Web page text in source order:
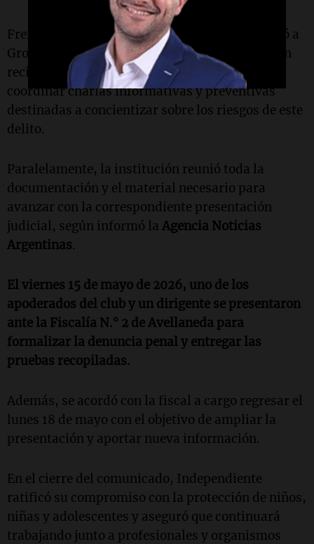
Frente a este panorama, Independiente convocó a
Grooming Argentina, cuyos especialistas fueron
recibidos en el predio de Villa Domínico para
coordinar charlas informativas y preventivas
destinadas a concientizar sobre los riesgos de este
delito.
Paralelamente, la institución reunió toda la
documentación y el material necesario para
avanzar con la correspondiente presentación
judicial, según informó la Agencia Noticias
Argentinas.
El viernes 15 de mayo de 2026, uno de los
apoderados del club y un dirigente se presentaron
ante la Fiscalía N.° 2 de Avellaneda para
formalizar la denuncia penal y entregar las
pruebas recopiladas.
Además, se acordó con la fiscal a cargo regresar el
lunes 18 de mayo con el objetivo de ampliar la
presentación y aportar nueva información.
En el cierre del comunicado, Independiente
ratificó su compromiso con la protección de niños,
niñas y adolescentes y aseguró que continuará
trabajando junto a profesionales y organismos